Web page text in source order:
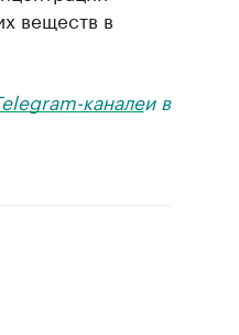
веществ в
каналеи в